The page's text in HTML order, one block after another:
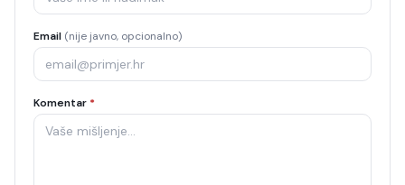
Email (nije javno, opcionalno)
Komentar *